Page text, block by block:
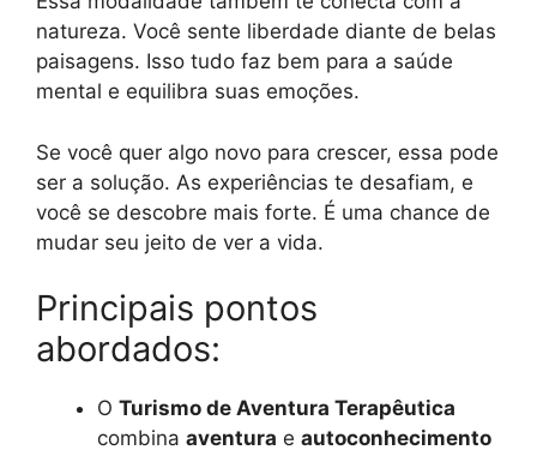
natureza. Você sente liberdade diante de belas
paisagens. Isso tudo faz bem para a saúde
mental e equilibra suas emoções.
Se você quer algo novo para crescer, essa pode
ser a solução. As experiências te desafiam, e
você se descobre mais forte. É uma chance de
mudar seu jeito de ver a vida.
Principais pontos
abordados:
O Turismo de Aventura Terapêutica
combina aventura e autoconhecimento